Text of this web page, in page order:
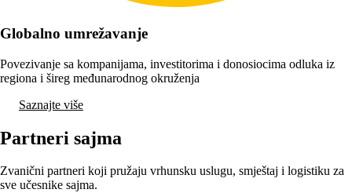
Globalno umrežavanje
Povezivanje sa kompanijama, investitorima i donosiocima odluka iz
regiona i šireg međunarodnog okruženja
Saznajte više
Partneri sajma
Zvanični partneri koji pružaju vrhunsku uslugu, smještaj i logistiku za
sve učesnike sajma.